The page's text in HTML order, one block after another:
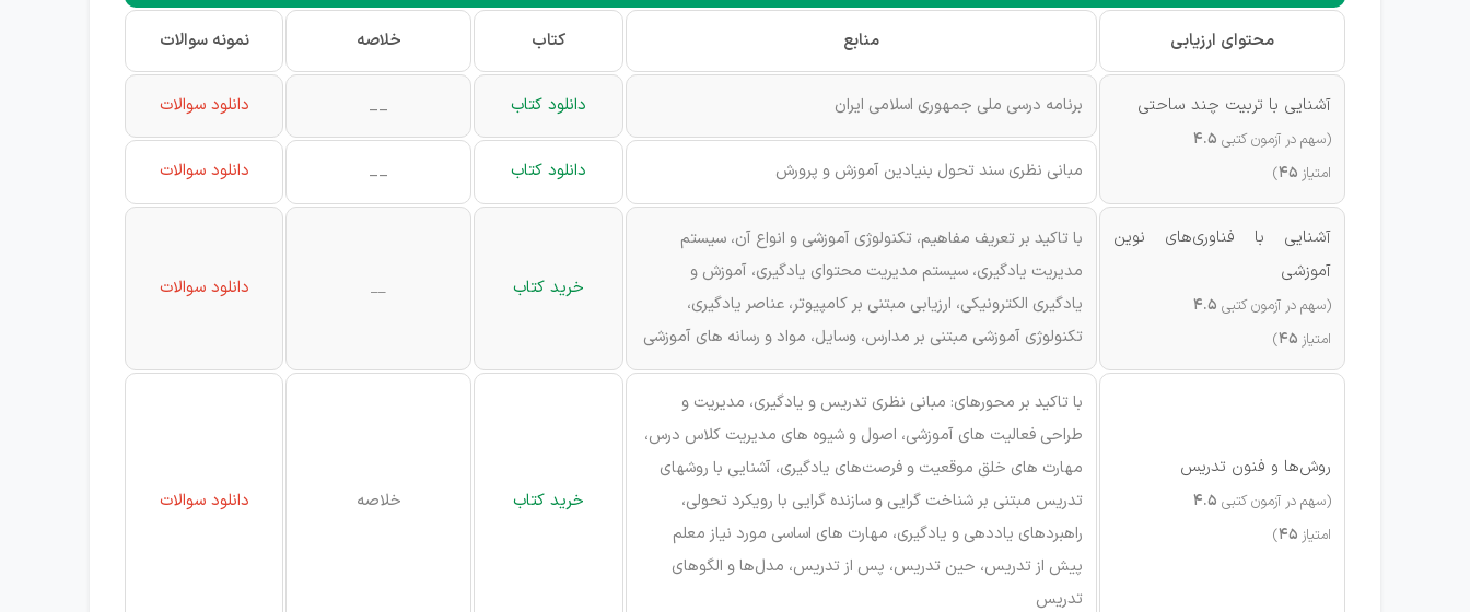
محتوای ارزیابی منابع کتاب خلاصه نمونه سوالات
آشنایی با تربیت چند ساحتی
(سهم در آزمون کتبی 4.5
امتیاز
)
برنامه درسی ملی جمهوری اسلامی ایران دانلود کتاب __ دانلود سوالات
مبانی نظری سند تحول بنیادین آموزش و پرورش دانلود کتاب __ دانلود سوالات
آشنایی با فناوری‌های نوین
آموزشی
(سهم در آزمون کتبی 4.5
امتیاز
)
با تاکید بر تعریف مفاهیم، تکنولوژی آموزشی و انواع آن، سیستم
مدیریت یادگیری، سیستم مدیریت محتوای یادگیری، آموزش و
یادگیری الکترونیکی، ارزیابی مبتنی بر کامپیوتر، عناصر یادگیری،
تکنولوژی آموزشی مبتنی بر مدارس، وسایل، مواد و رسانه های آموزشی
خرید کتاب __ دانلود سوالات
روش‌ها و فنون تدریس
(سهم در آزمون کتبی 4.5
امتیاز
)
با تاکید بر محورهای: مبانی نظری تدریس و یادگیری، مدیریت و
طراحی فعالیت های آموزشی، اصول و شیوه های مدیریت کلاس درس،
مهارت های خلق موقعیت و فرصت‌های یادگیری، آشنایی با روشهای
تدریس مبتنی بر شناخت گرایی و سازنده گرایی با رویکرد تحولی،
راهبردهای یاددهی و یادگیری، مهارت های اساسی مورد نیاز معلم
پیش از تدریس، حین تدریس، پس از تدریس، مدل‌ها و الگوهای
تدریس
خرید کتاب خلاصه دانلود سوالات